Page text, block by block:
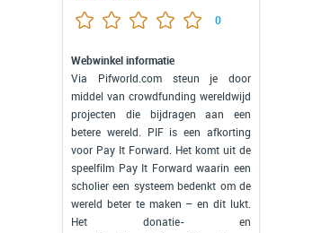
0
Webwinkel informatie
Via Pifworld.com steun je door
middel van crowdfunding wereldwijd
projecten die bijdragen aan een
betere wereld. PIF is een afkorting
voor Pay It Forward. Het komt uit de
speelfilm Pay It Forward waarin een
scholier een systeem bedenkt om de
wereld beter te maken – en dit lukt.
Het donatie- en